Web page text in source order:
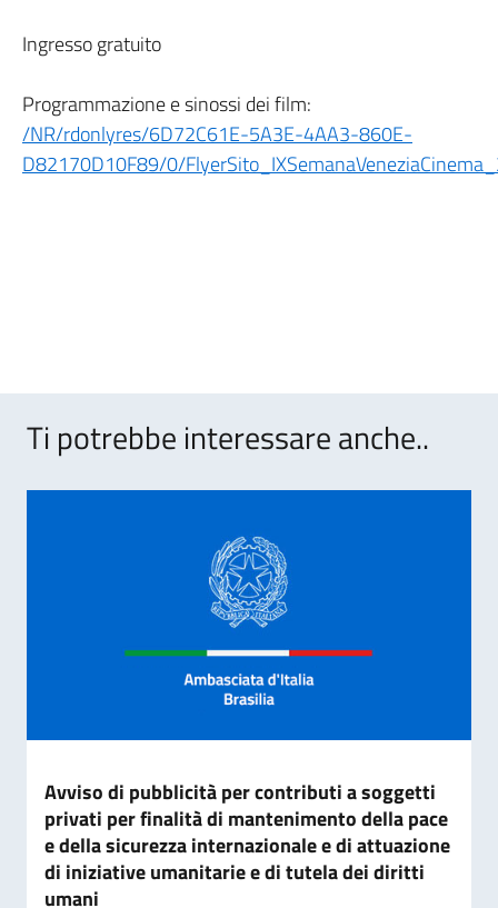
Ingresso gratuito
Programmazione e sinossi dei film:
/NR/rdonlyres/6D72C61E-5A3E-4AA3-860E-
D82170D10F89/0/
Ti potrebbe interessare anche..
Avviso di pubblicità per contributi a soggetti
privati per finalità di mantenimento della pace
e della sicurezza internazionale e di attuazione
di iniziative umanitarie e di tutela dei diritti
umani